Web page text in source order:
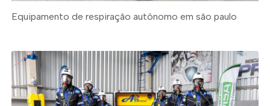
Equipamento de respiração autônomo em são paulo